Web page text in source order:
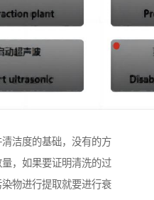
洁度的基础，没有的方
，如果要证明清洗的过
物进行提取就要进行衰